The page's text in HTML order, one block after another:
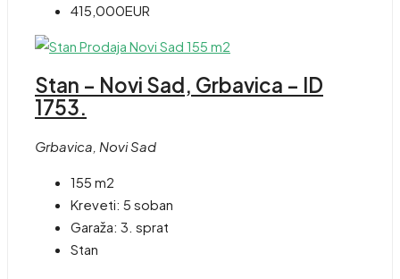
415,000EUR
Stan – Novi Sad, Grbavica – ID
1753.
Grbavica, Novi Sad
155 m2
Kreveti: 5 soban
Garaža: 3. sprat
Stan